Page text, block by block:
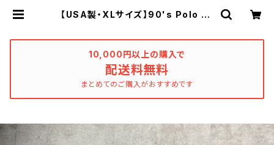
【USA製・XLサイズ】90's Polo by
ツ | used_clothing_katharsis
10,000円以上の購入で
配送料無料
まとめてのご購入がおすすめです